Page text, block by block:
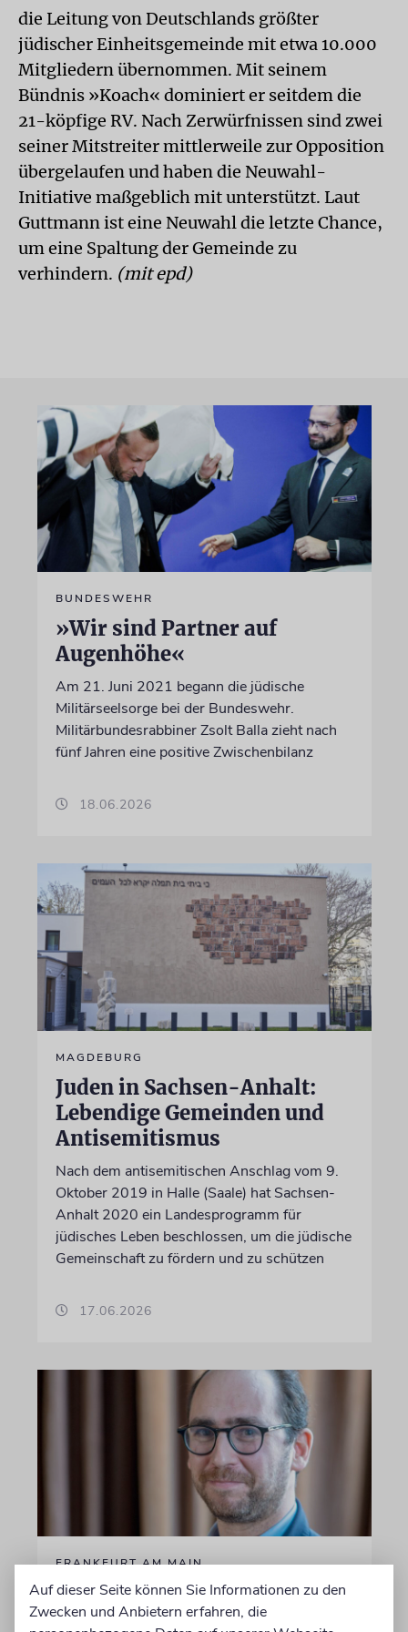
die Leitung von Deutschlands größter
jüdischer Einheitsgemeinde mit etwa 10.000
Mitgliedern übernommen. Mit seinem
Bündnis »Koach« dominiert er seitdem die
21-köpfige RV. Nach Zerwürfnissen sind zwei
seiner Mitstreiter mittlerweile zur Opposition
übergelaufen und haben die Neuwahl-
Initiative maßgeblich mit unterstützt. Laut
Guttmann ist eine Neuwahl die letzte Chance,
um eine Spaltung der Gemeinde zu
verhindern. (mit epd)
BUNDESWEHR
»Wir sind Partner auf
Augenhöhe«
Am 21. Juni 2021 begann die jüdische
Militärseelsorge bei der Bundeswehr.
Militärbundesrabbiner Zsolt Balla zieht nach
fünf Jahren eine positive Zwischenbilanz
18.06.2026
MAGDEBURG
Juden in Sachsen-Anhalt:
Lebendige Gemeinden und
Antisemitismus
Nach dem antisemitischen Anschlag vom 9.
Oktober 2019 in Halle (Saale) hat Sachsen-
Anhalt 2020 ein Landesprogramm für
jüdisches Leben beschlossen, um die jüdische
Gemeinschaft zu fördern und zu schützen
17.06.2026
FRANKFURT AM MAIN
Jüdische Gemeinde zeichnet
Jugendengagement mit
Auf dieser Seite können Sie Informationen zu den
Zwecken und Anbietern erfahren, die